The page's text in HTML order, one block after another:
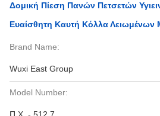
Δομική Πίεση Πανών Πετσετών
Ευαίσθητη Καυτή Κόλλα Λειωμένων
Brand Name:
Wuxi East Group
Model Number: